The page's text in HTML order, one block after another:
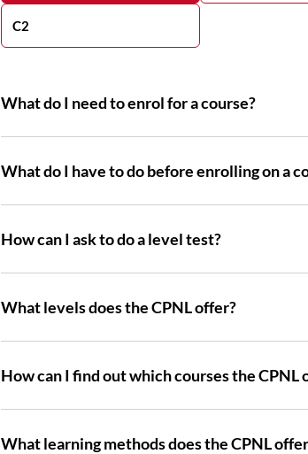
C2
What do I need to enrol for a course?
What do I have to do before enrolling on a
How can I ask to do a level test?
What levels does the CPNL offer?
How can I find out which courses the CPNL
What learning methods does the CPNL